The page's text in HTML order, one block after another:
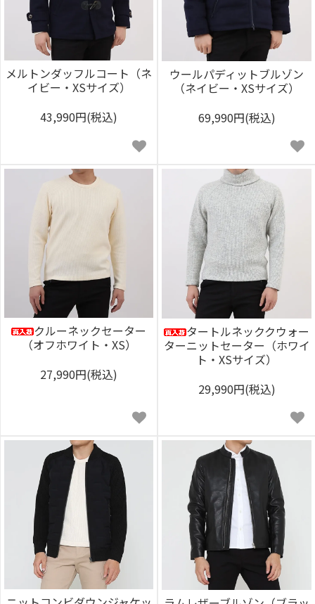
メルトンダッフルコート（ネ
イビー・XSサイズ）
43,990円(税込)
ウールパディットブルゾン
（ネイビー・XSサイズ）
69,990円(税込)
クルーネックセーター
（オフホワイト・XS）
27,990円(税込)
タートルネッククウォー
ターニットセーター（ホワイ
ト・XSサイズ）
29,990円(税込)